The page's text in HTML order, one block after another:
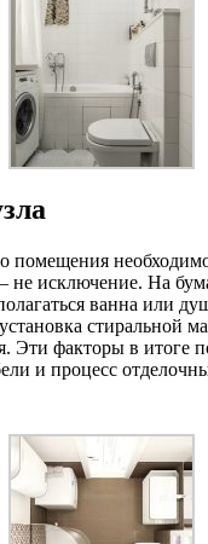
помещения
не исключение. На
ванна или
стиральной
Эти факторы в итоге
и процесс